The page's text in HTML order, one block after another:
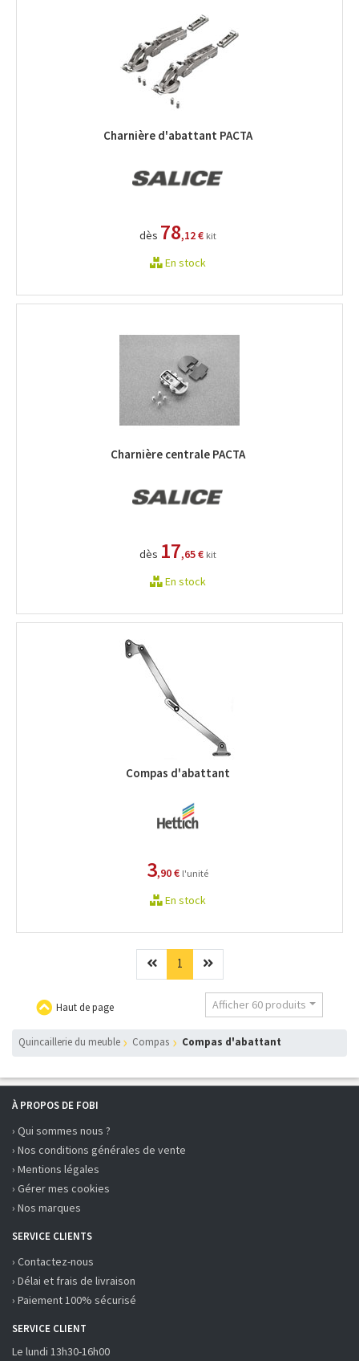
Charnière d'abattant PACTA
dès 78,12 € kit
En stock
Charnière centrale PACTA
dès 17,65 € kit
En stock
Compas d'abattant
3,90 € l'unité
En stock
Précédent
1 (current)Suivant
Haut de page Afficher 60 produits
Quincaillerie du meuble Compas Compas d'abattant
À PROPOS DE FOBI
› Qui sommes nous ?
› Nos conditions générales de vente
› Mentions légales
› Gérer mes cookies
› Nos marques
SERVICE CLIENTS
› Contactez-nous
› Délai et frais de livraison
› Paiement 100% sécurisé
SERVICE CLIENT
Le lundi 13h30-16h00